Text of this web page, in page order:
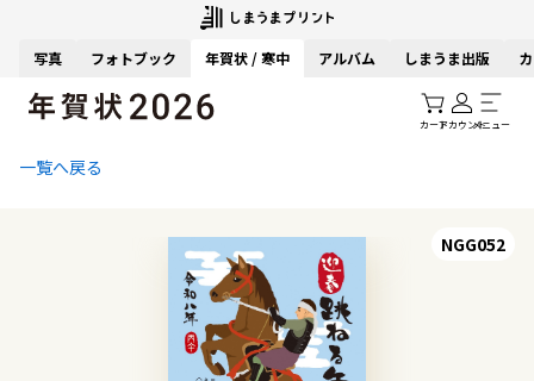
写真 フォトブック 年賀状 / 寒中 アルバム しまうま出版
カートアカウントメニュー
一覧へ戻る
NGG052